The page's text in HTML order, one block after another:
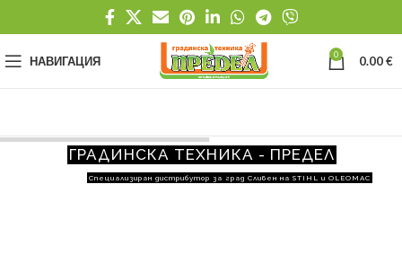
НАВИГАЦИЯ 0 0.00€
ГРАДИНСКА ТЕХНИКА - ПРЕДЕЛ
Специализиран дистрибутор за град Сливен на STIHL и OLEOMAC